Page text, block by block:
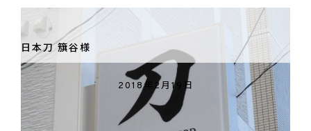
門
店
日本刀 簱谷様
2018年2月19日